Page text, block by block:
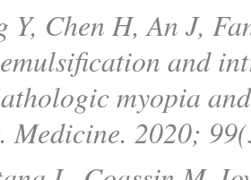
Y, Chen H, An J,
and
myopia
Medicine. 2020;